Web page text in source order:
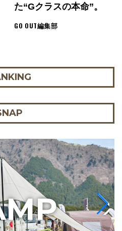
た“Gクラスの本命”。
GO OUT編集部